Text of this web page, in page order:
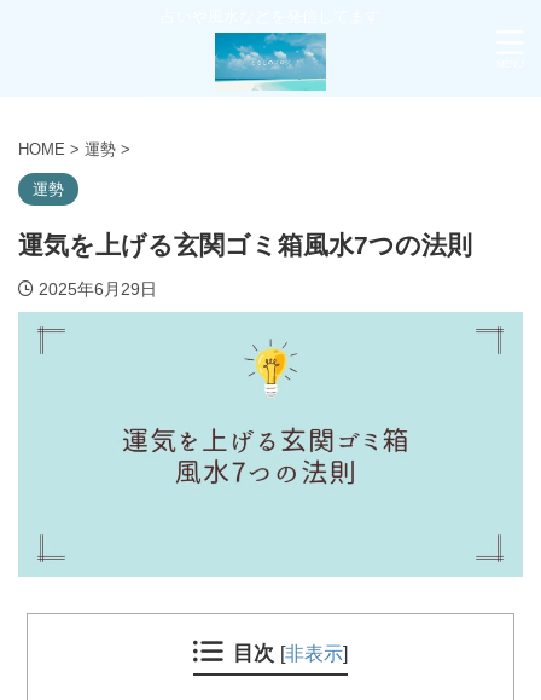
HOME > 運勢 >
運勢
運気を上げる玄関ゴミ箱風水7つの法則
2025年6月29日
目次 [非表示]